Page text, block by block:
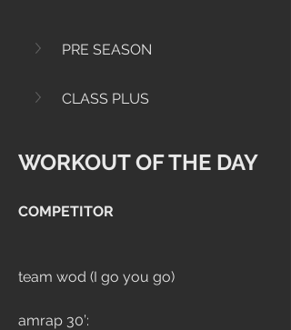
PRE SEASON
CLASS PLUS
WORKOUT OF THE DAY
COMPETITOR
team wod (I go you go)
amrap 30’: